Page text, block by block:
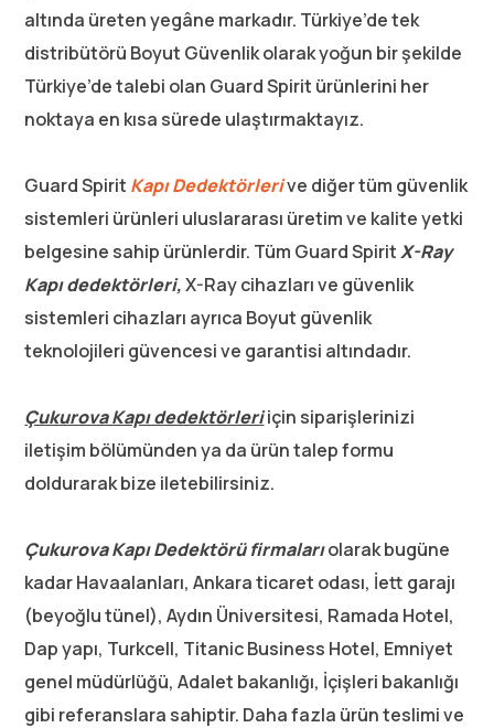
altında üreten yegâne markadır. Türkiye’de tek
distribütörü Boyut Güvenlik olarak yoğun bir şekilde
Türkiye’de talebi olan Guard Spirit ürünlerini her
noktaya en kısa sürede ulaştırmaktayız.
Guard Spirit Kapı Dedektörlerive diğer tüm güvenlik
sistemleri ürünleri uluslararası üretim ve kalite yetki
belgesine sahip ürünlerdir. Tüm Guard SpiritX-Ray
Kapı dedektörleri,X-Ray cihazları ve güvenlik
sistemleri cihazları ayrıca Boyut güvenlik
teknolojileri güvencesi ve garantisi altındadır.
Çukurova Kapı dedektörleriiçin siparişlerinizi
iletişim bölümünden ya da ürün talep formu
doldurarak bize iletebilirsiniz.
Çukurova Kapı Dedektörü firmalarıolarak bugüne
kadar Havaalanları, Ankara ticaret odası, İett garajı
(beyoğlu tünel), Aydın Üniversitesi, Ramada Hotel,
Dap yapı, Turkcell, Titanic Business Hotel, Emniyet
genel müdürlüğü, Adalet bakanlığı, İçişleri bakanlığı
gibi referanslara sahiptir. Daha fazla ürün teslimi ve